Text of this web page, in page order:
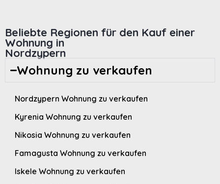
Beliebte Regionen für den Kauf einer
Wohnung in
Nordzypern
Wohnung zu verkaufen
Nordzypern Wohnung zu verkaufen
Kyrenia Wohnung zu verkaufen
Nikosia Wohnung zu verkaufen
Famagusta Wohnung zu verkaufen
Iskele Wohnung zu verkaufen